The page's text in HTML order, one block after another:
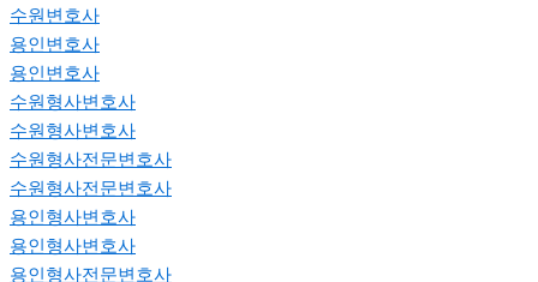
수원변호사
용인변호사
용인변호사
수원형사변호사
수원형사변호사
수원형사전문변호사
수원형사전문변호사
용인형사변호사
용인형사변호사
용인형사전문변호사